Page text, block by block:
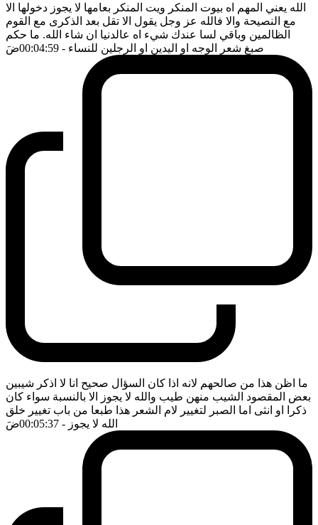
الله يعني المهم اه بيوت المنكر ويت المنكر بعامها لا يجوز دخولها الا
مع النصيحة والا فالله عز وجل يقول الا تقل بعد الذكرى مع القوم
الظالمين وباقي لسا عندك شيء اه عالدنيا ان شاء الله. ما حكم
صبغ شعر الوجه او اليدين او الرجلين للنساء - 00:04:59 ضَ
ما اظن هذا من صالحهم لانه اذا كان السؤال صحيح انا لا اذكر شيبين
بعض المقصود الشيب منهن طيب والله لا يجوز الا بالنسبة سواء كان
ذكرا او انثى اما الصبر لتغيير لام الشعر هذا طبعا من باب تغيير خلق
الله لا يجوز - 00:05:37 ضَ